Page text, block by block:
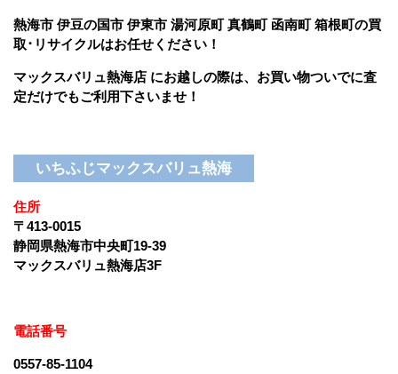
熱海市 伊豆の国市 伊東市 湯河原町 真鶴町 函南町 箱根町の買
取･リサイクルはお任せください！
マックスバリュ熱海店 にお越しの際は、お買い物ついでに査
定だけでもご利用下さいませ！
いちふじマックスバリュ熱海
住所
〒413-0015
静岡県熱海市中央町19-39
マックスバリュ熱海店3F
電話番号
0557-85-1104